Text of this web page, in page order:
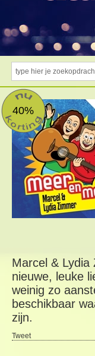
40%
Marcel & Lydia
nieuwe, leuke
weinig zo
beschikbaar
zijn.
Tweet